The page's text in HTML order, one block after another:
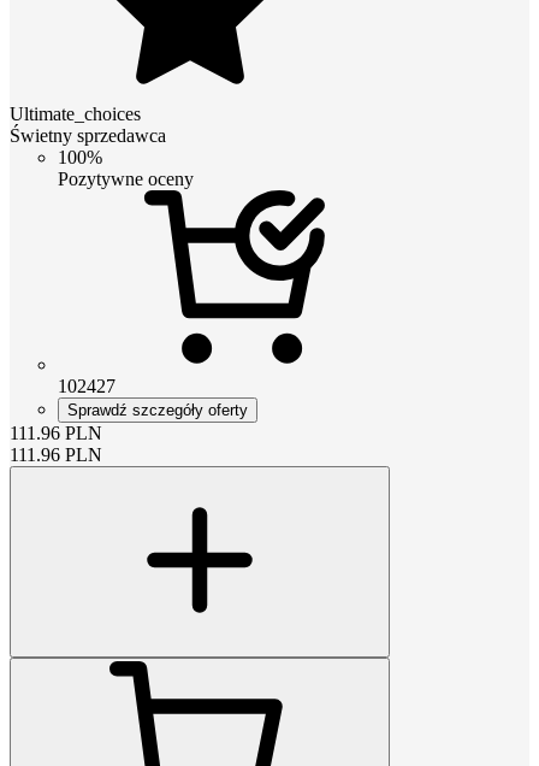
Ultimate_choices
Świetny sprzedawca
100%
Pozytywne oceny
102427
Sprawdź szczegóły oferty
111.96 PLN
111.96 PLN